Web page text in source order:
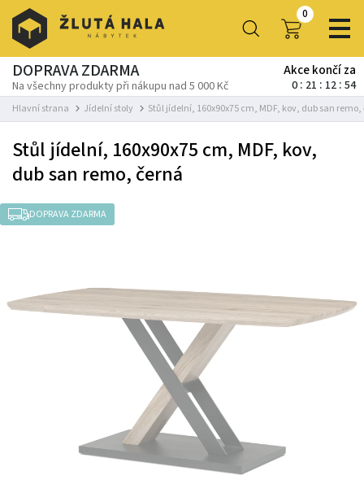
0
DOPRAVA ZDARMA
Na všechny produkty při nákupu nad 5 000 Kč
Akce končí za
0 21 12 52
Hlavní strana Jídelní stoly Stůl jídelní, 160x90x75 cm, MDF, kov, dub san
Stůl jídelní, 160x90x75 cm, MDF, kov,
dub san remo, černá
DOPRAVA ZDARMA